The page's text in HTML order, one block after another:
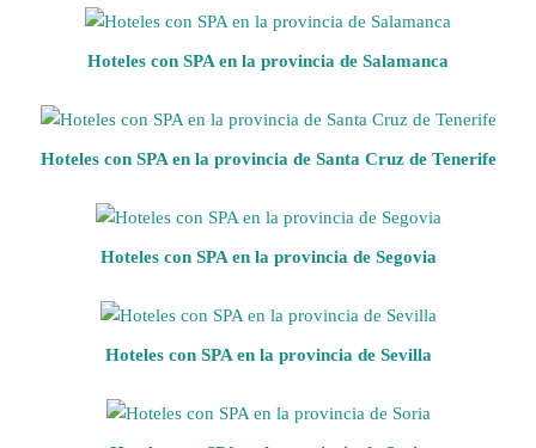
Hoteles con SPA en la provincia de Salamanca
Hoteles con SPA en la provincia de Santa Cruz de Tenerife
Hoteles con SPA en la provincia de Segovia
Hoteles con SPA en la provincia de Sevilla